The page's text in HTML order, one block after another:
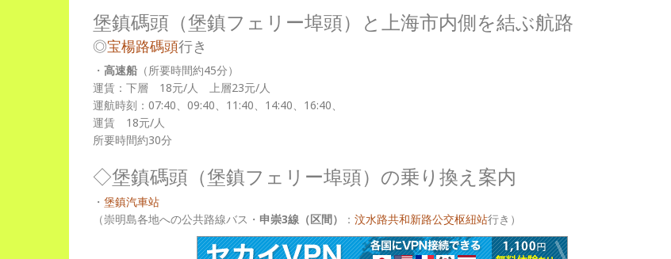
堡鎮碼頭（堡鎮フェリー埠頭）と上海市内側を結ぶ航路
◎宝楊路碼頭行き
・ 高速船 （所要時間約45分）
運賃：下層 18元/人 上層23元/人
運航時刻：07:40、09:40、11:40、14:40、16:40、
運賃 18元/人
所要時間約30分
◇堡鎮碼頭（堡鎮フェリー埠頭）の乗り換え案内
・ 堡鎮汽車站
（崇明島各地への公共路線バス・ 申崇3線（区間） ： 汶水路共和新路公交枢紐站行き）